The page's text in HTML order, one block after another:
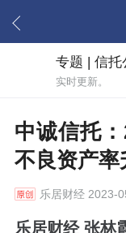
实时更新。
中诚信托：
不良资产率
乐居财经2023-
乐居财经 张林